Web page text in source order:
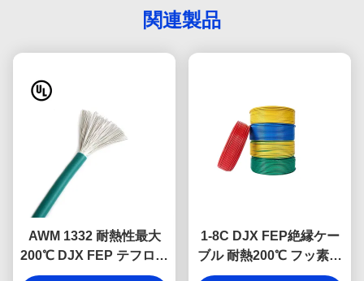
関連製品
AWM 1332 耐熱性最大
200℃ DJX FEP テフロン
絶縁ケーブル 300V フッ
1-8C DJX FEP絶縁ケー
ブル 耐熱200℃ フッ素樹
脂電線